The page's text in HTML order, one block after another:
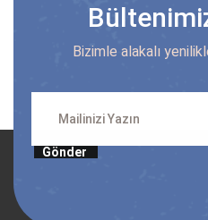
Bizimle alakalı
Gönder